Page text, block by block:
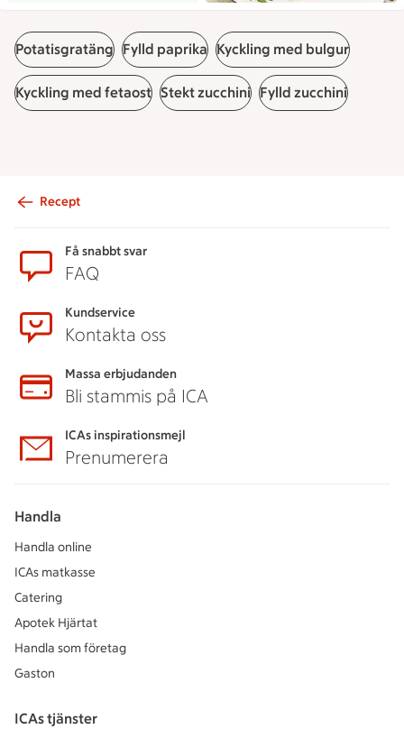
Potatisgratäng Fylld paprika Kyckling med bulgur
Kyckling med fetaost Stekt zucchini Fylld zucchini
Recept
Få snabbt svar
FAQ
Kundservice
Kontakta oss
Massa erbjudanden
Bli stammis på ICA
ICAs inspirationsmejl
Prenumerera
Handla
Handla online
ICAs matkasse
Catering
Apotek Hjärtat
Handla som företag
Gaston
ICAs tjänster